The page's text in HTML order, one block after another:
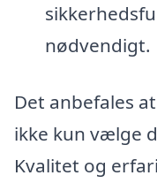
nødvendigt.
Det anbefales
ikke kun vælge
Kvalitet og